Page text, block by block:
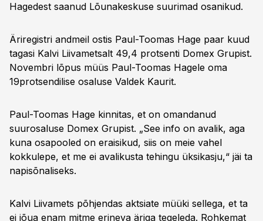
Hagedest saanud Lõunakeskuse suurimad osanikud.
Äriregistri andmeil ostis Paul-Toomas Hage paar kuud
tagasi Kalvi Liivametsalt 49,4 protsenti Domex Grupist.
Novembri lõpus müüs Paul-Toomas Hagele oma
19protsendilise osaluse Valdek Kaurit.
Paul-Toomas Hage kinnitas, et on omandanud
suurosaluse Domex Grupist. „See info on avalik, aga
kuna osapooled on eraisikud, siis on meie vahel
kokkulepe, et me ei avalikusta tehingu üksikasju,“ jäi ta
napisõnaliseks.
Kalvi Liivamets põhjendas aktsiate müüki sellega, et ta
ei jõua enam mitme erineva äriga tegeleda. Rohkemat